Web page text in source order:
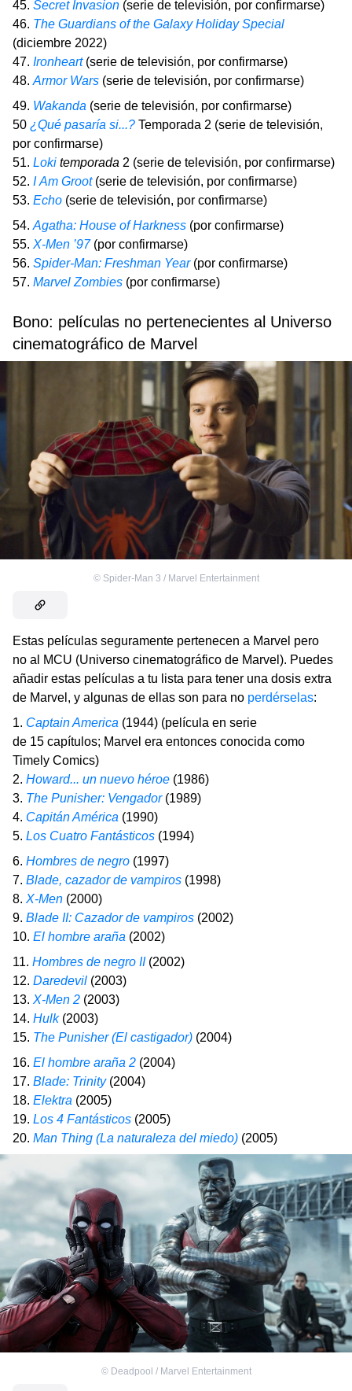
45. Secret Invasion (serie de televisión, por confirmarse)
46. The Guardians of the Galaxy Holiday Special
(diciembre 2022)
47. Ironheart(serie de televisión, por confirmarse)
48. Armor Wars (serie de televisión, por confirmarse)
49. Wakanda (serie de televisión, por confirmarse)
50 ¿Qué pasaría si...? Temporada 2 (serie de televisión,
por confirmarse)
51. Loki temporada 2 (serie de televisión, por confirmarse)
52. I Am Groot(serie de televisión, por confirmarse)
53. Echo (serie de televisión, por confirmarse)
54. Agatha: House of Harkness (por confirmarse)
55. X-Men ’97(por confirmarse)
56. Spider-Man: Freshman Year(por confirmarse)
57. Marvel Zombies (por confirmarse)
Bono: películas no pertenecientes al Universo
cinematográfico de Marvel
© Spider-Man 3 / Marvel Entertainment
Estas películas seguramente pertenecen a Marvel pero
no al MCU (Universo cinematográfico de Marvel). Puedes
añadir estas películas a tu lista para tener una dosis extra
de Marvel, y algunas de ellas son para no perdérselas:
1. Captain America (1944) (película en serie
de 15 capítulos; Marvel era entonces conocida como
Timely Comics)
2. Howard... un nuevo héroe (1986)
3. The Punisher: Vengador (1989)
4. Capitán América (1990)
5. Los Cuatro Fantásticos (1994)
6. Hombres de negro (1997)
7. Blade, cazador de vampiros (1998)
8. X-Men (2000)
9. Blade II: Cazador de vampiros (2002)
10. El hombre araña (2002)
11. Hombres de negro II (2002)
12. Daredevil (2003)
13. X-Men 2 (2003)
14. Hulk(2003)
15. The Punisher (El castigador) (2004)
16. El hombre araña 2 (2004)
17. Blade: Trinity(2004)
18. Elektra (2005)
19. Los 4 Fantásticos (2005)
20. Man Thing (La naturaleza del miedo) (2005)
© Deadpool / Marvel Entertainment